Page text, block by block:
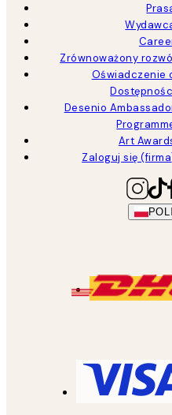
Zrównoważony
Oświadczenie
Desenio
Art
Zaloguj się
POL